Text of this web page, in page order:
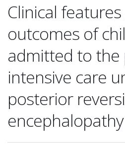
Clinical
outcomes of
admitted to the
intensive care
posterior